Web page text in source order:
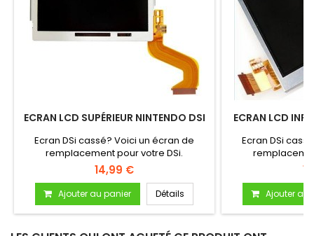
ECRAN LCD SUPÉRIEUR NINTENDO DSI
Ecran DSi cassé? Voici un écran de
remplacement pour votre DSi.
14,99 €
Ajouter au panier Détails
ECRAN LCD
Ecran DSi
Ajouter au